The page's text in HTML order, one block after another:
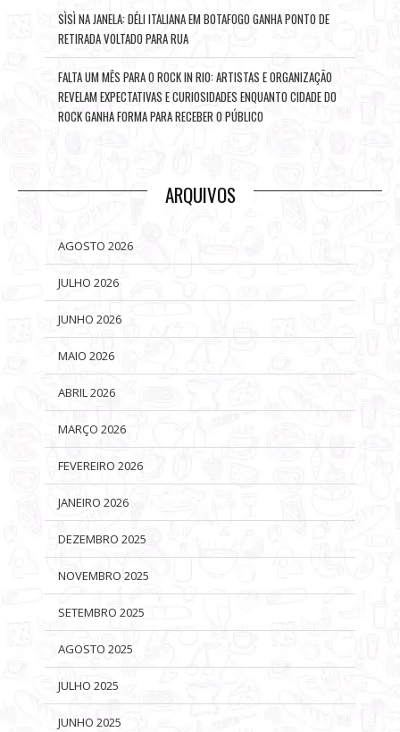
SÌSÌ NA JANELA: DÉLI ITALIANA EM BOTAFOGO GANHA PONTO DE
RETIRADA VOLTADO PARA RUA
FALTA UM MÊS PARA O ROCK IN RIO: ARTISTAS E ORGANIZAÇÃO
REVELAM EXPECTATIVAS E CURIOSIDADES ENQUANTO CIDADE DO
ROCK GANHA FORMA PARA RECEBER O PÚBLICO
ARQUIVOS
AGOSTO 2026
JULHO 2026
JUNHO 2026
MAIO 2026
ABRIL 2026
MARÇO 2026
FEVEREIRO 2026
JANEIRO 2026
DEZEMBRO 2025
NOVEMBRO 2025
SETEMBRO 2025
AGOSTO 2025
JULHO 2025
JUNHO 2025